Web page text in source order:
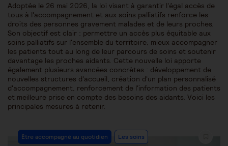
Adoptée le 26 mai 2026, la loi visant à garantir l'égal accès de
tous à l'accompagnement et aux soins palliatifs renforce les
droits des personnes gravement malades et de leurs proches.
Son objectif est clair : permettre un accès plus équitable aux
soins palliatifs sur l'ensemble du territoire, mieux accompagner
les patients tout au long de leur parcours de soins et soutenir
davantage les proches aidants. Cette nouvelle loi apporte
également plusieurs avancées concrètes : développement de
nouvelles structures d'accueil, création d'un plan personnalisé
d'accompagnement, renforcement de l'information des patients
et meilleure prise en compte des besoins des aidants. Voici les
principales mesures à retenir.
Être accompagné au quotidien Les soins